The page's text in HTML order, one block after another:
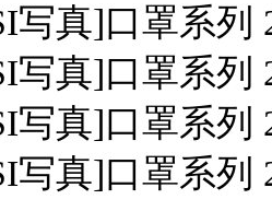
写真]口罩系列
写真]口罩系列
写真]口罩系列
写真]口罩系列